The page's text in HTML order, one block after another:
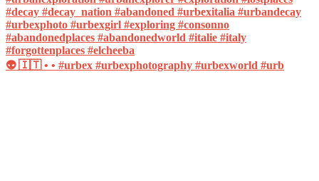
👽 🇮🇹 • • #urbex #urbexphotography #urbexworld #urb